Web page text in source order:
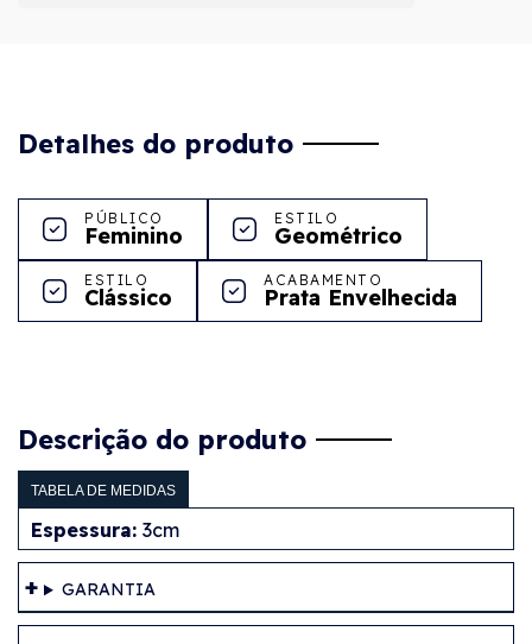
Detalhes do produto
PÚBLICO
Feminino
ESTILO
Geométrico
ESTILO
Clássico
ACABAMENTO
Prata Envelhecida
Descrição do produto
TABELA DE MEDIDAS
Espessura: 3cm
GARANTIA